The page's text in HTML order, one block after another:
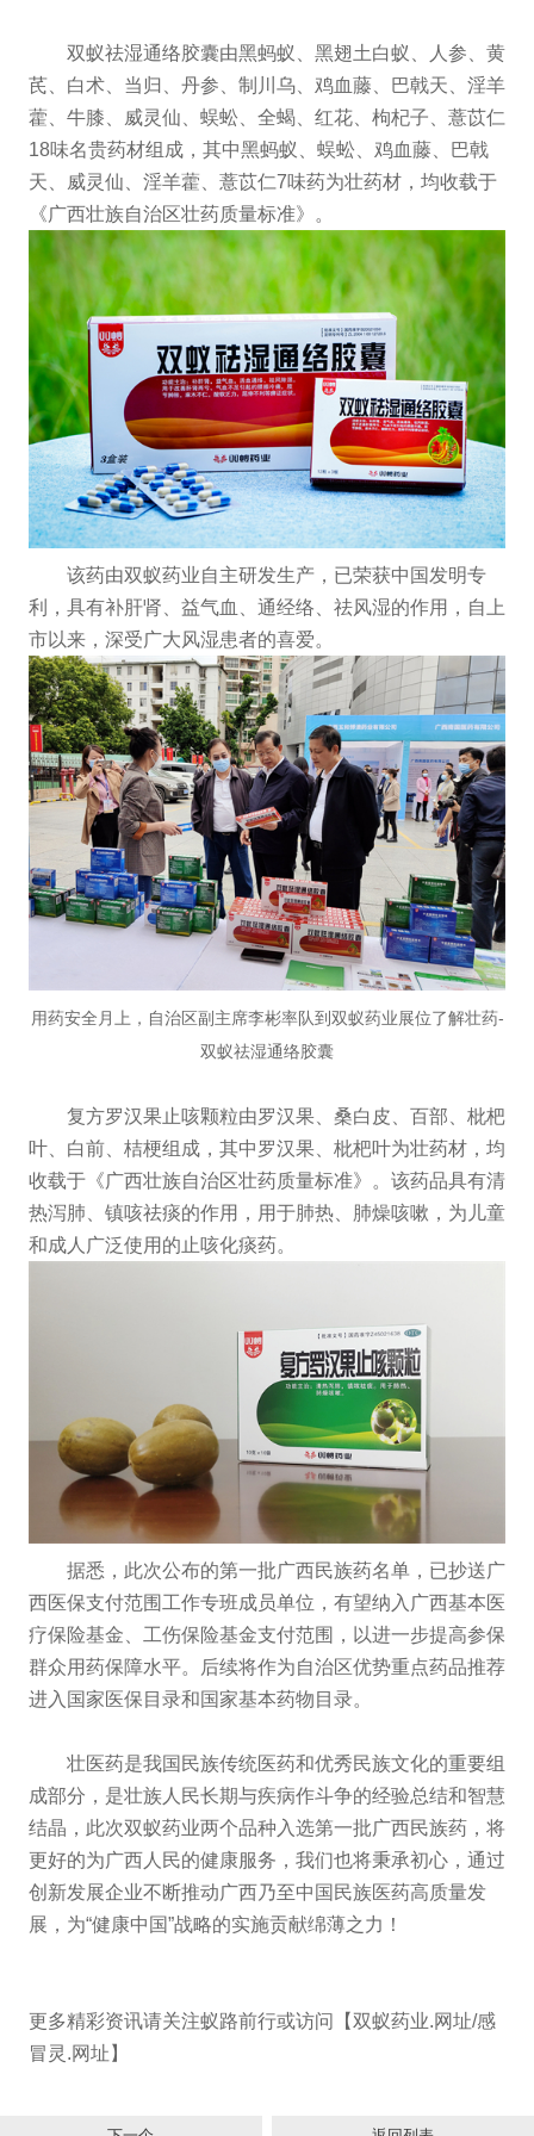
双蚁祛湿通络胶囊由黑蚂蚁、黑翅土白蚁、人参、黄
芪、白术、当归、丹参、制川乌、鸡血藤、巴戟天、淫羊
藿、牛膝、威灵仙、蜈蚣、全蝎、红花、枸杞子、薏苡仁
18味名贵药材组成，其中黑蚂蚁、蜈蚣、鸡血藤、巴戟
天、威灵仙、淫羊藿、薏苡仁7味药为壮药材，均收载于
《广西壮族自治区壮药质量标准》。
该药由双蚁药业自主研发生产，已荣获中国发明专
利，具有补肝肾、益气血、通经络、祛风湿的作用，自上
市以来，深受广大风湿患者的喜爱。
用药安全月上，自治区副主席李彬率队到双蚁药业展位了解壮药-
双蚁祛湿通络胶囊
复方罗汉果止咳颗粒由罗汉果、桑白皮、百部、枇杷
叶、白前、桔梗组成，其中罗汉果、枇杷叶为壮药材，均
收载于《广西壮族自治区壮药质量标准》。该药品具有清
热泻肺、镇咳祛痰的作用，用于肺热、肺燥咳嗽，为儿童
和成人广泛使用的止咳化痰药。
据悉，此次公布的第一批广西民族药名单，已抄送广
西医保支付范围工作专班成员单位，有望纳入广西基本医
疗保险基金、工伤保险基金支付范围，以进一步提高参保
群众用药保障水平。后续将作为自治区优势重点药品推荐
进入国家医保目录和国家基本药物目录。
壮医药是我国民族传统医药和优秀民族文化的重要组
成部分，是壮族人民长期与疾病作斗争的经验总结和智慧
结晶，此次双蚁药业两个品种入选第一批广西民族药，将
更好的为广西人民的健康服务，我们也将秉承初心，通过
创新发展企业不断推动广西乃至中国民族医药高质量发
展，为“健康中国”战略的实施贡献绵薄之力！
更多精彩资讯请关注蚁路前行或访问【双蚁药业.网址/感
冒灵.网址】